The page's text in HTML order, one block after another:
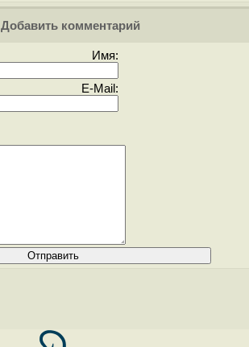
Добавить комментарий
Имя:
E-Mail: